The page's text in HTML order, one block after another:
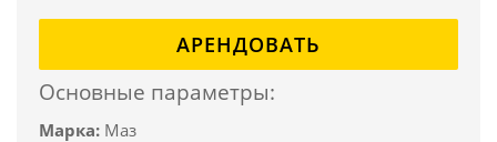
АРЕНДОВАТЬ
Основные параметры:
Марка: Маз